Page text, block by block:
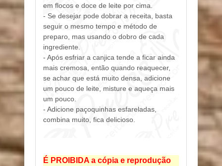
em flocos e doce de leite por cima.
- Se desejar pode dobrar a receita, basta
seguir o mesmo tempo e método de
preparo, mas usando o dobro de cada
ingrediente.
- Após esfriar a canjica tende a ficar ainda
mais cremosa, então quando reaquecer,
se achar que está muito densa, adicione
um pouco de leite, misture e aqueça mais
um pouco.
- Adicione paçoquinhas esfareladas,
combina muito, fica delicioso.
É PROIBIDA a cópia e reprodução